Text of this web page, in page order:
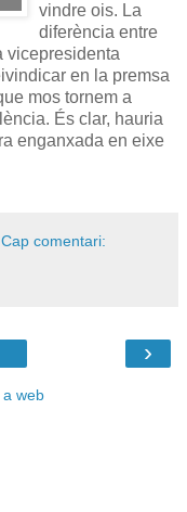
vindre ois. La
diferència entre
vicepresidenta
en la premsa
mos tornem a
És clar, hauria
enganxada en eixe
Cap comentari:
›
web